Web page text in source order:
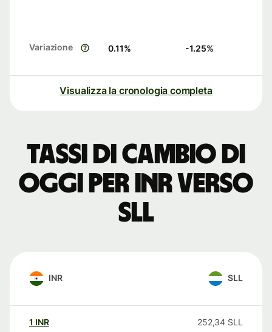
Variazione 0.11% -1.25%
Visualizza la cronologia completa
Tassi di cambio di
oggi per INR verso
SLL
INR SLL
1 INR 252,34 SLL